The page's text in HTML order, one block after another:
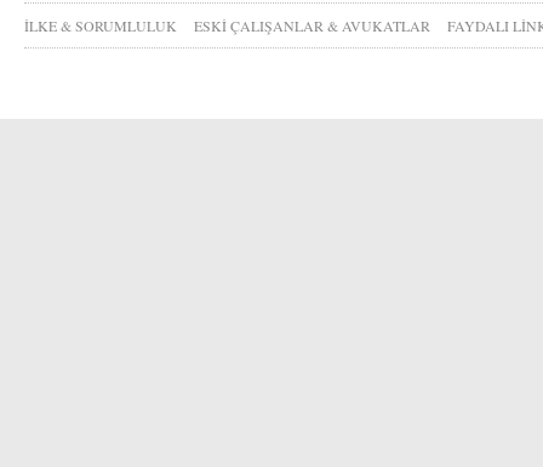
İLKE & SORUMLULUK ESKİ ÇALIŞANLAR & AVUKATLAR FAYDALI